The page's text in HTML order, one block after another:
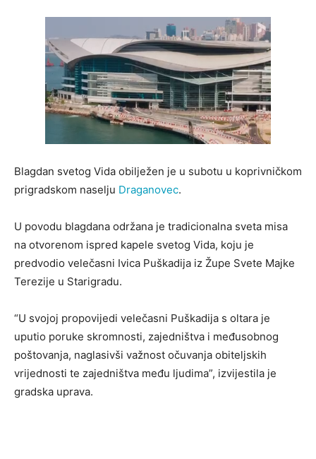
Blagdan svetog Vida obilježen je u subotu u koprivničkom
prigradskom naselju Draganovec.
U povodu blagdana održana je tradicionalna sveta misa
na otvorenom ispred kapele svetog Vida, koju je
predvodio velečasni Ivica Puškadija iz Župe Svete Majke
Terezije u Starigradu.
“U svojoj propovijedi velečasni Puškadija s oltara je
uputio poruke skromnosti, zajedništva i međusobnog
poštovanja, naglasivši važnost očuvanja obiteljskih
vrijednosti te zajedništva među ljudima”, izvijestila je
gradska uprava.